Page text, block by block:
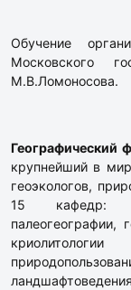
Обучение
Московского
М.В.Ломоносова.
Географический
крупнейший в
геоэкологов,
15 кафедр:
палеогеографии,